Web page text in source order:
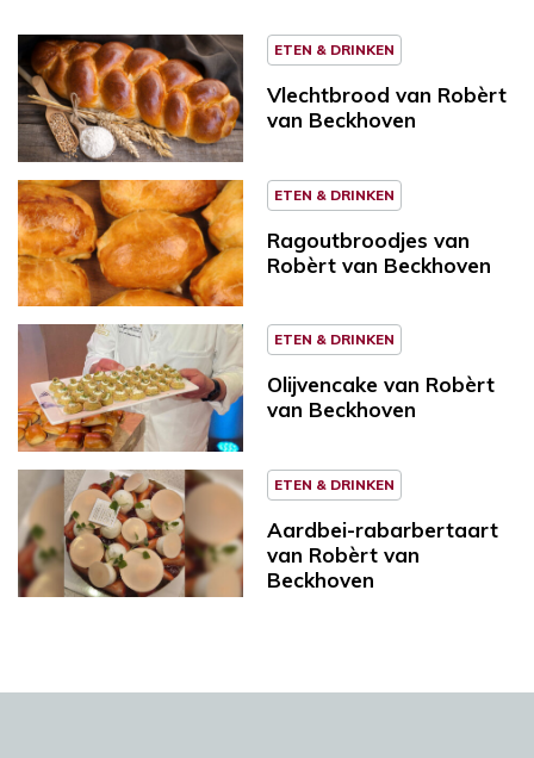
ETEN & DRINKEN
Vlechtbrood van Robèrt
van Beckhoven
ETEN & DRINKEN
Ragoutbroodjes van
Robèrt van Beckhoven
ETEN & DRINKEN
Olijvencake van Robèrt
van Beckhoven
ETEN & DRINKEN
Aardbei-rabarbertaart
van Robèrt van
Beckhoven